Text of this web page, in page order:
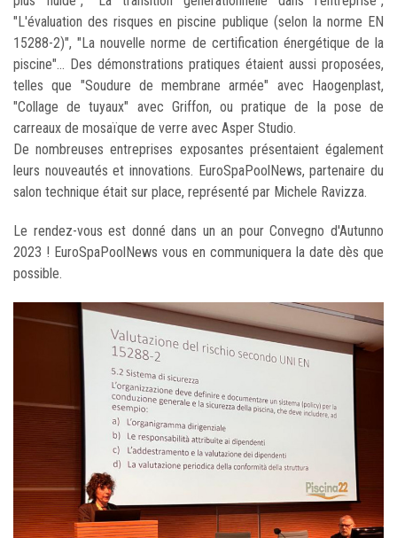
"L'évaluation des risques en piscine publique (selon la norme EN
15288-2)", "La nouvelle norme de certification énergétique de la
piscine"... Des démonstrations pratiques étaient aussi proposées,
telles que "Soudure de membrane armée" avec Haogenplast,
"Collage de tuyaux" avec Griffon, ou pratique de la pose de
carreaux de mosaïque de verre avec Asper Studio.
De nombreuses entreprises exposantes présentaient également
leurs nouveautés et innovations. EuroSpaPoolNews, partenaire du
salon technique était sur place, représenté par Michele Ravizza.
Le rendez-vous est donné dans un an pour Convegno d'Autunno
2023 ! EuroSpaPoolNews vous en communiquera la date dès que
possible.